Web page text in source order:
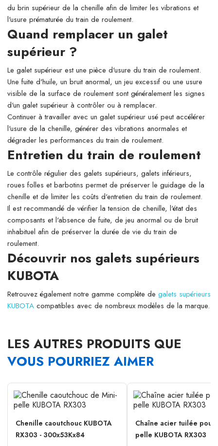
du brin supérieur de la chenille afin de limiter les vibrations et
l'usure prématurée du train de roulement.
Quand remplacer un galet
supérieur ?
Le galet supérieur est une pièce d'usure du train de roulement.
Une fuite d'huile, un bruit anormal, un jeu excessif ou une usure
visible de la surface de roulement sont généralement les signes
d'un galet supérieur à contrôler ou à remplacer.
Continuer à travailler avec un galet supérieur usé peut accélérer
l'usure de la chenille, générer des vibrations anormales et
dégrader les performances du train de roulement.
Entretien du train de roulement
Le contrôle régulier des galets supérieurs, galets inférieurs,
roues folles et barbotins permet de préserver le guidage de la
chenille et de limiter les coûts d'entretien du train de roulement.
Il est recommandé de vérifier la tension de chenille, l'état des
composants et l'absence de fuite, de jeu anormal ou de bruit
inhabituel afin de préserver la durée de vie du train de
roulement.
Découvrir nos galets supérieurs
KUBOTA
Retrouvez également notre gamme complète de galets supérieurs
KUBOTA compatibles avec de nombreux modèles de la marque.
LES AUTRES PRODUITS QUE
VOUS POURRIEZ AIMER
Chenille caoutchouc KUBOTA
RX303 - 300x53Kx84
Chaîne acier tuilée pour
pelle KUBOTA RX303